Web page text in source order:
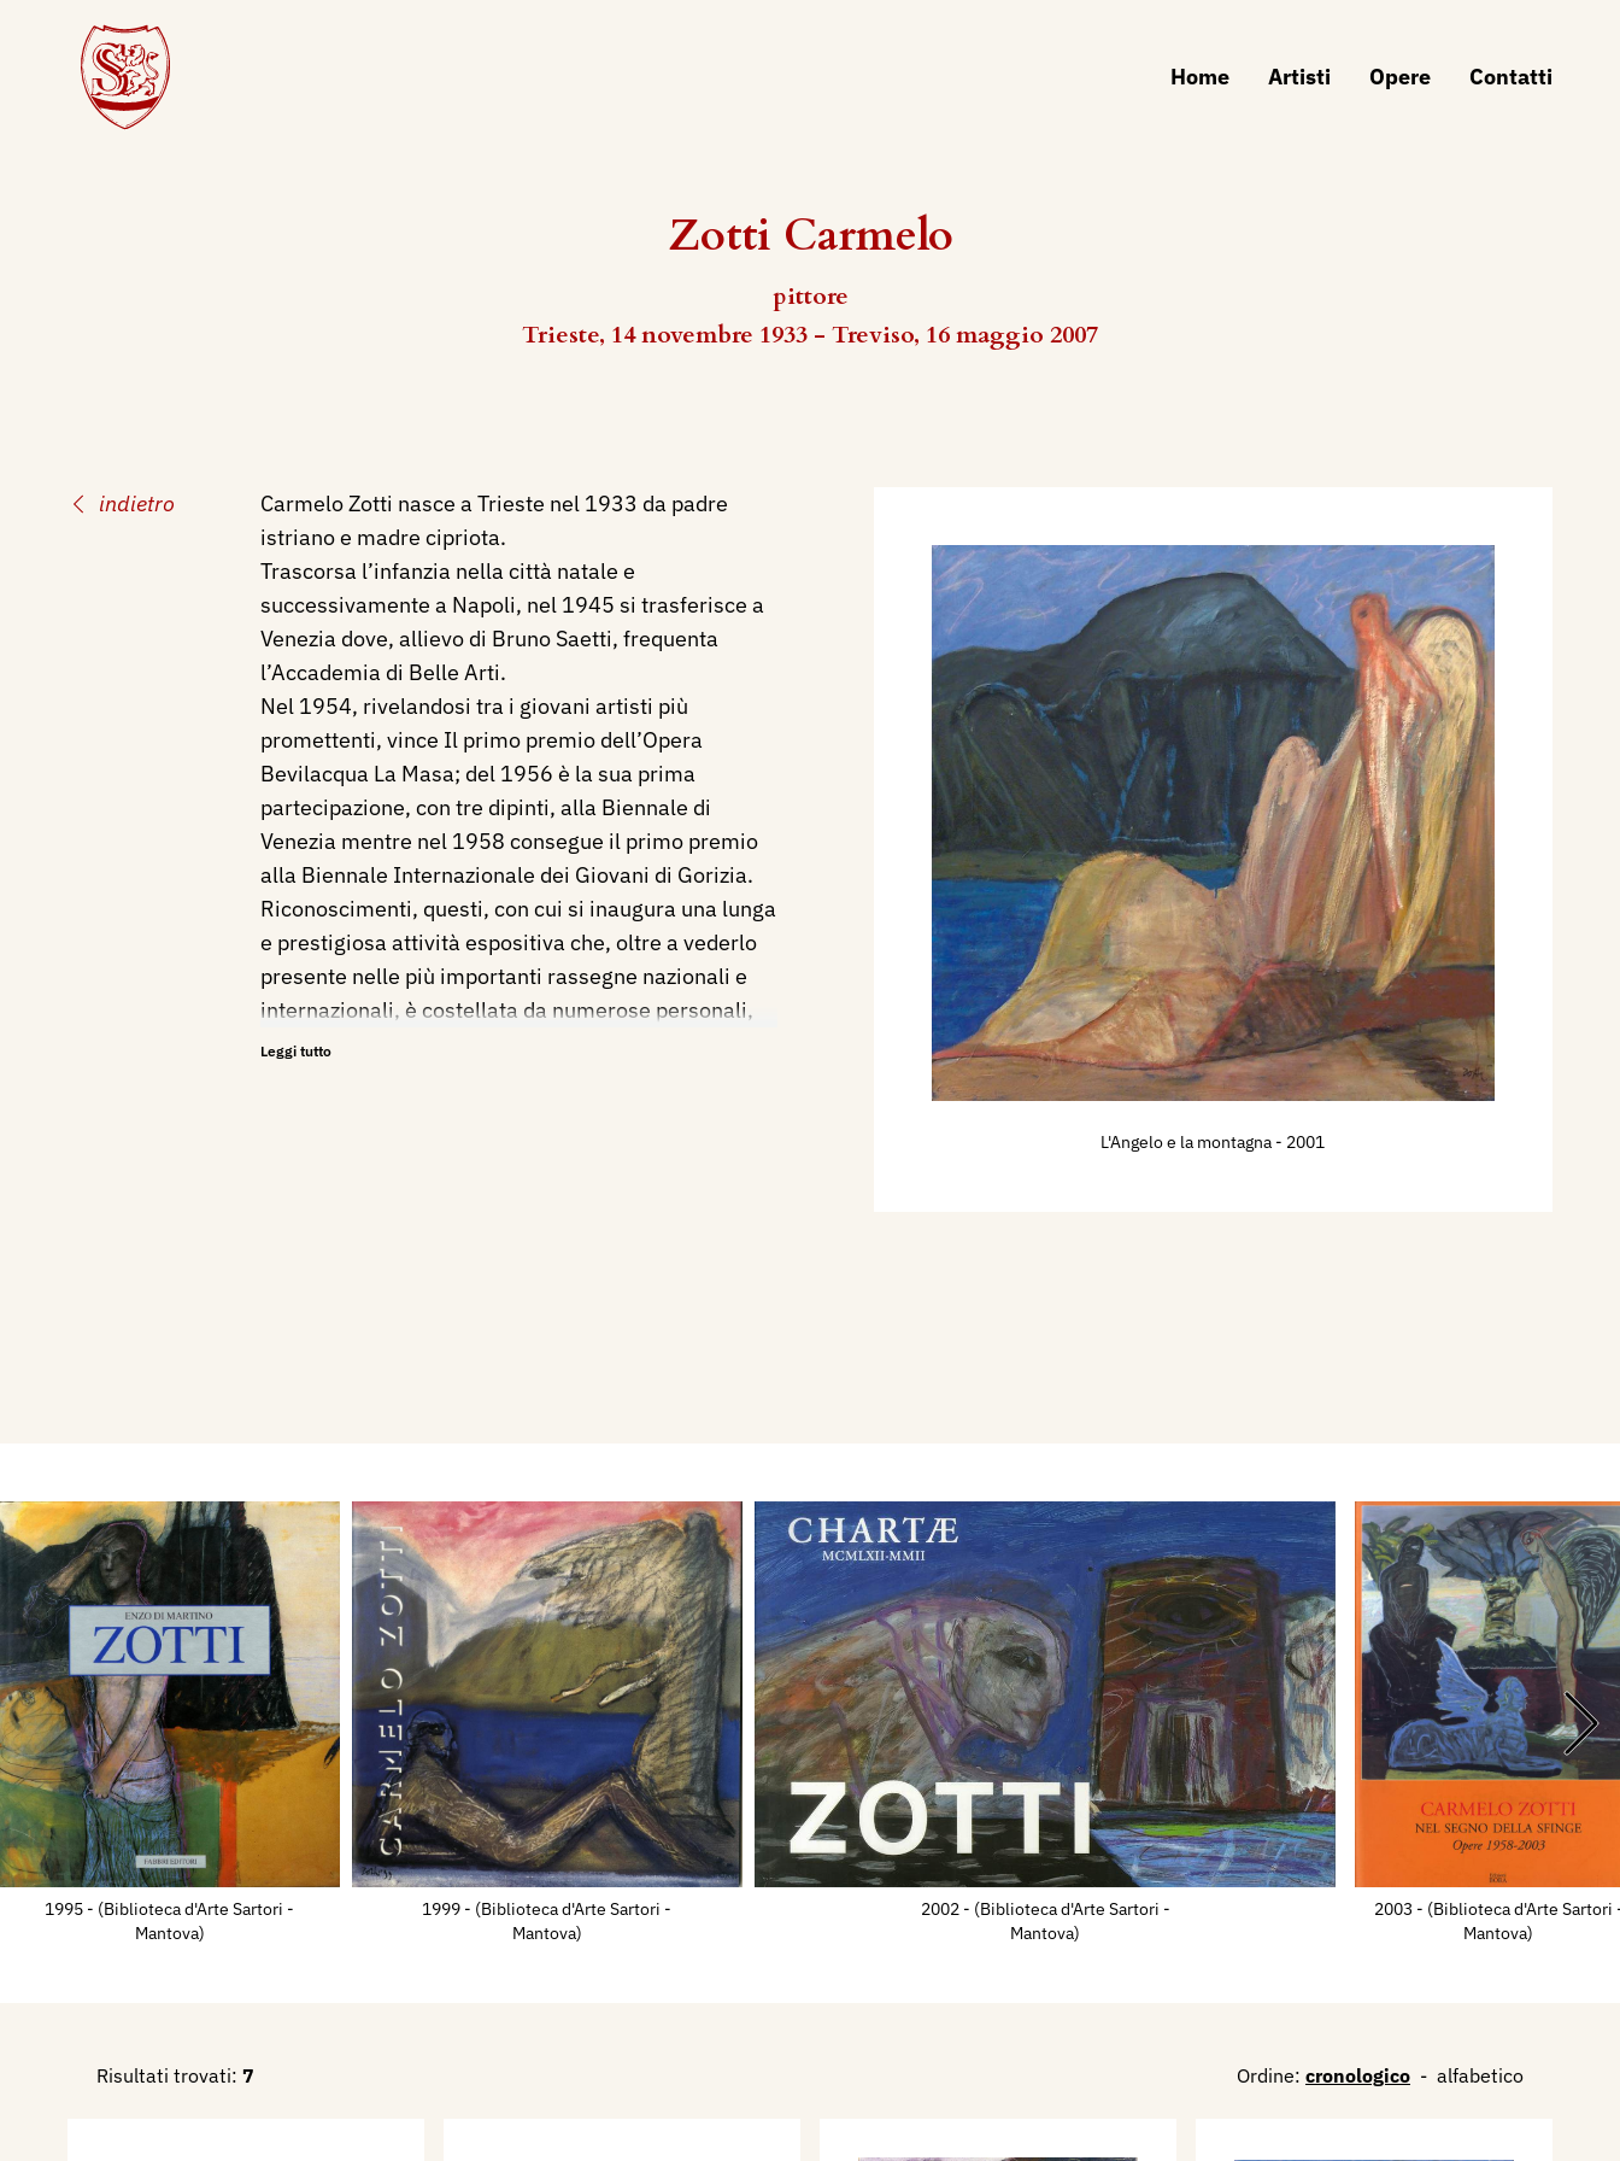
Home Artisti Opere Contatti
Zotti Carmelo
pittore
Trieste, 14 novembre 1933 - Treviso, 16 maggio 2007
indietro
L'Angelo e la montagna - 2001
Carmelo Zotti nasce a Trieste nel 1933 da padre
istriano e madre cipriota.
Trascorsa l’infanzia nella città natale e
successivamente a Napoli, nel 1945 si trasferisce a
Venezia dove, allievo di Bruno Saetti, frequenta
l’Accademia di Belle Arti.
Nel 1954, rivelandosi tra i giovani artisti più
promettenti, vince Il primo premio dell’Opera
Bevilacqua La Masa; del 1956 è la sua prima
partecipazione, con tre dipinti, alla Biennale di
Venezia mentre nel 1958 consegue il primo premio
alla Biennale Internazionale dei Giovani di Gorizia.
Riconoscimenti, questi, con cui si inaugura una lunga
e prestigiosa attività espositiva che, oltre a vederlo
presente nelle più importanti rassegne nazionali e
internazionali, è costellata da numerose personali,
tra le quali si ricordano le antologiche al Museo
l’insegnamento, la sua ricerca è proseguita con la
realizzazione di quadri nei quali domina ancora
l’elemento naturale - palme, cespugli, alberi -
intrecciato al mondo onirico, che tanto aveva
connotato la sua pittura sin dall’inizio.
Nel 1991 esce un testo monografico sulla sua pittura
di Claudio Cerritelli(Carmelo Zotti. Il presagio della
pittura); nel 1993 Marco Goldin e Guido Giuffrè
curano la mostraZotti. Opere 1958/1992,nella
quale delineano il percorso storico della produzione
dell’artista.
Nel 1995 la Galleria d’Arte Moderna di Ca’ Pesaro gli
dedica un’ampia retrospettiva(Carmelo Zotti. Dalla
Leggi tutto
1995 - (Biblioteca d'Arte Sartori -
Mantova)
1999 - (Biblioteca d'Arte Sartori -
Mantova)
2002 - (Biblioteca d'Arte Sartori -
Mantova)
2003 - (Biblioteca d'Arte Sartori
Mantova)
Risultati trovati: 7 Ordine: cronologico - alfabetico